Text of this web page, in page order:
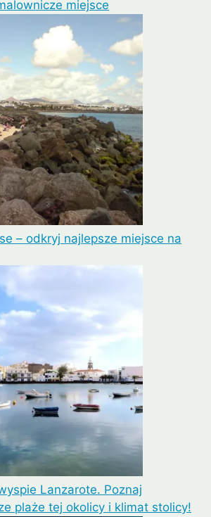
miejsce
– odkryj najlepsze miejsce na
Lanzarote. Poznaj
plaże tej okolicy i klimat stolicy!